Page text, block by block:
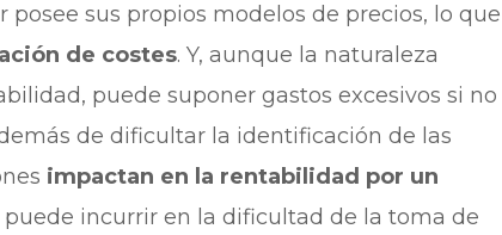
posee sus propios modelos de precios, lo que
de costes. Y, aunque la naturaleza
puede suponer gastos excesivos si no
de dificultar la identificación de las
impactan en la rentabilidad por un
puede incurrir en la dificultad de la toma de